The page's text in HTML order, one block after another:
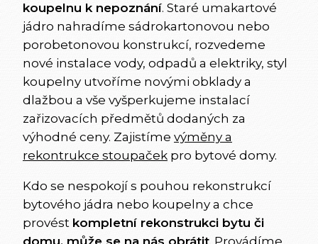
koupelnu k nepoznání. Staré umakartové
jádro nahradíme sádrokartonovou nebo
porobetonovou konstrukcí, rozvedeme
nové instalace vody, odpadů a elektriky, styl
koupelny utvoříme novými obklady a
dlažbou a vše vyšperkujeme instalací
zařizovacích předmětů dodaných za
výhodné ceny. Zajistíme výměny a
rekontrukce stoupaček pro bytové domy.
Kdo se nespokojí s pouhou rekonstrukcí
bytového jádra nebo koupelny a chce
provést kompletní rekonstrukci bytu či